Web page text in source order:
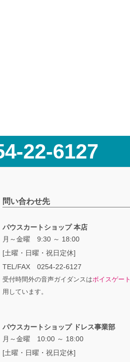
22-6127
問い合わせ先
パウスカートショップ 本店
月～金曜 9:30 ～ 18:00
[土曜・日曜・祝日定休]
TEL/FAX 0254-22-6127
受付時間外の音声ガイダンスはボイスゲート
用しています。
パウスカートショップ ドレス事業部
月～金曜 10:00 ～ 18:00
[土曜・日曜・祝日定休]